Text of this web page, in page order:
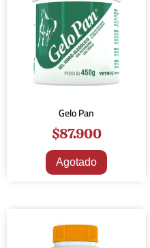
Gelo Pan
$87.900
Agotado